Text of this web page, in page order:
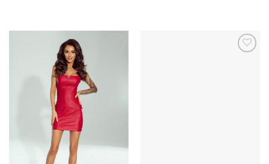
ulubionych